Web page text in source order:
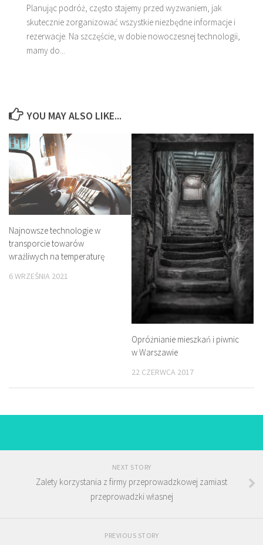
Planując podróż, często stajemy przed wyzwaniem, jak
skutecznie zorganizować wszystkie niezbędne informacje i
rezerwacje. Na szczęście, w dobie nowoczesnej technologii,
mamy do...
YOU MAY ALSO LIKE...
Najnowsze technologie w
transporcie towarów
wrażliwych na temperaturę
6 WRZEŚNIA 2021
Opróżnianie mieszkań i piwnic
w Warszawie
22 CZERWCA 2017
NEXT STORY
Zalety korzystania z firmy przeprowadzkowej zamiast
przeprowadzki własnej
PREVIOUS STORY